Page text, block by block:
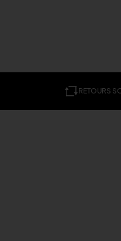
RETOURS